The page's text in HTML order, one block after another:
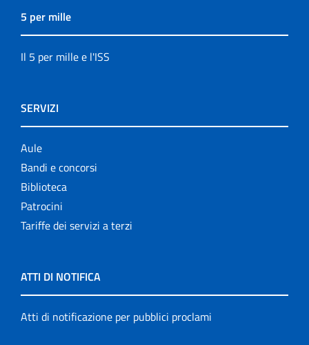
5 per mille
Il 5 per mille e l'ISS
SERVIZI
Aule
Bandi e concorsi
Biblioteca
Patrocini
Tariffe dei servizi a terzi
ATTI DI NOTIFICA
Atti di notificazione per pubblici proclami